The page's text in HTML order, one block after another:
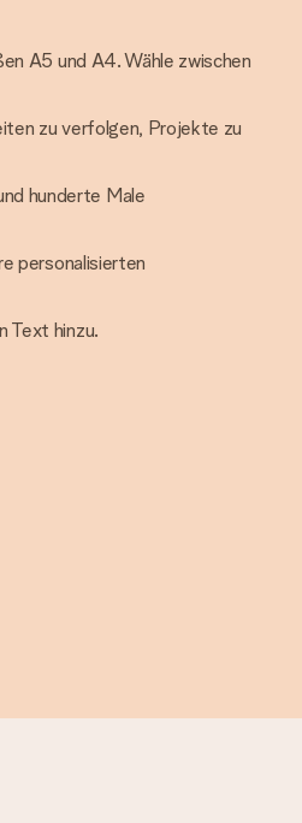
A5 und A4. Wähle zwischen
zu verfolgen, Projekte zu
hunderte Male
personalisierten
Text hinzu.